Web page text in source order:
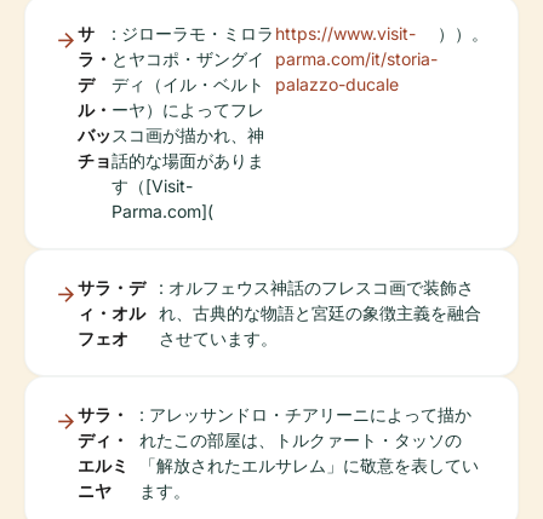
サ
ラ・
デ
ル・
バッ
チョ
: ジローラモ・ミロラ
とヤコポ・ザングイ
ディ（イル・ベルト
ーヤ）によってフレ
スコ画が描かれ、神
話的な場面がありま
す（[Visit-
Parma.com](
https://www.visit-
parma.com/it/storia-
palazzo-ducale
））。
サラ・デ
ィ・オル
フェオ
: オルフェウス神話のフレスコ画で装飾さ
れ、古典的な物語と宮廷の象徴主義を融合
させています。
サラ・
ディ・
エルミ
ニヤ
: アレッサンドロ・チアリーニによって描か
れたこの部屋は、トルクァート・タッソの
「解放されたエルサレム」に敬意を表してい
ます。